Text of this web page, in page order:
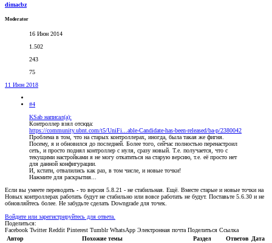
dimacbz
Moderator
16 Июн 2014
1.502
243
75
11 Июн 2018
#4
KSab написал(а):
Контроллер взял отсюда:
https://community.ubnt.com/t5/UniFi...able-Candidate-has-been-released/ba-p/2380042
Проблема в том, что на старых контроллерах, иногда, была такая же фигня.
Посему, я и обновился до последней. Более того, сейчас полностью перенастроил
сеть, и просто поднял контроллер с нуля, сразу новый. Т.е. получается, что с
текущими настройками я не могу откатиться на старую версию, т.е. её просто нет
для данной конфигурации.
И, кстати, отвалились как раз, в том числе, и новые точки!
Нажмите для раскрытия...
Если вы умеете переводить - то версия 5.8.21 - не стабильная. Ещё. Вместе старые и новые точки на
Новых контроллерах работать будут не стабильно или вовсе работать не будут. Поставьте 5.6.30 и не
обновляйтесь более. Не забудьте сделать Downgrade для точек.
Войдите или зарегистрируйтесь для ответа.
Поделиться:
Facebook Twitter Reddit Pinterest Tumblr WhatsApp Электронная почта Поделиться Ссылка
Автор
Похожие темы Раздел Ответов Дата